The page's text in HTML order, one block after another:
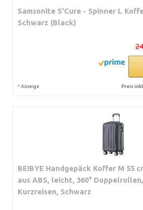
Samsonite S'Cure - Spinner L
Schwarz (Black)
* Anzeige Preis
BEIBYE Handgepäck Koffer M 55
aus ABS, leicht, 360°
Kurzreisen, Schwarz